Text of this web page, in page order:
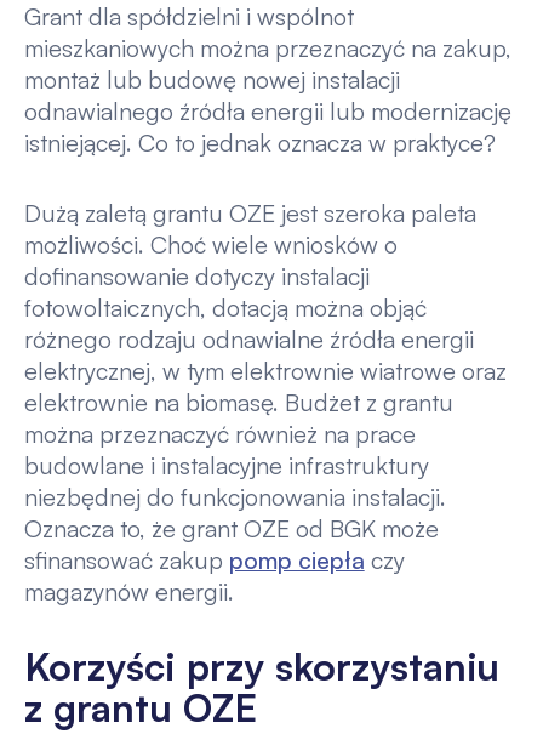
Grant dla spółdzielni i wspólnot
mieszkaniowych można przeznaczyć na zakup,
montaż lub budowę nowej instalacji
odnawialnego źródła energii lub modernizację
istniejącej. Co to jednak oznacza w praktyce?
Dużą zaletą grantu OZE jest szeroka paleta
możliwości. Choć wiele wniosków o
dofinansowanie dotyczy instalacji
fotowoltaicznych, dotacją można objąć
różnego rodzaju odnawialne źródła energii
elektrycznej, w tym elektrownie wiatrowe oraz
elektrownie na biomasę. Budżet z grantu
można przeznaczyć również na prace
budowlane i instalacyjne infrastruktury
niezbędnej do funkcjonowania instalacji.
Oznacza to, że grant OZE od BGK może
sfinansować zakup pomp ciepła czy
magazynów energii.
Korzyści przy skorzystaniu
z grantu OZE